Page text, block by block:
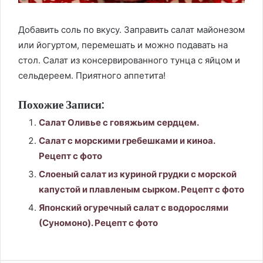
Добавить соль по вкусу. Заправить салат майонезом
или йогуртом, перемешать и можно подавать на
стол. Салат из консервированного тунца с яйцом и
сельдереем. Приятного аппетита!
Похожие Записи:
Салат Оливье с говяжьим сердцем.
Салат с морскими гребешками и киноа.
Рецепт с фото
Слоеный салат из куриной грудки с морской
капустой и плавленым сырком. Рецепт с фото
Японский огуречный салат с водорослями
(Суномоно). Рецепт с фото